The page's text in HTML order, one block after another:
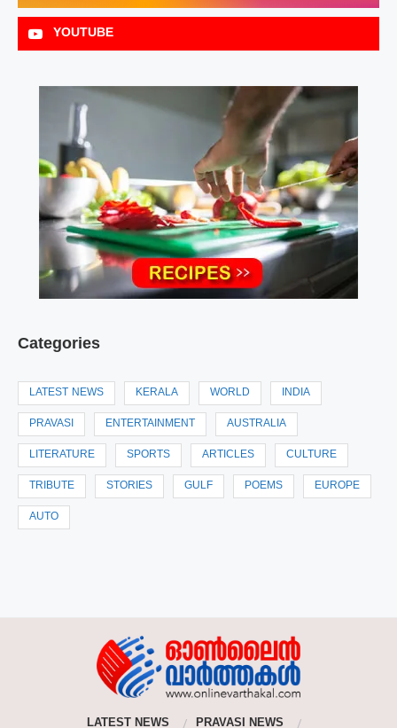
YOUTUBE
Categories
LATEST NEWS KERALA WORLD INDIA
PRAVASI ENTERTAINMENT AUSTRALIA
LITERATURE SPORTS ARTICLES CULTURE
TRIBUTE STORIES GULF POEMS EUROPE
AUTO
LATEST NEWS PRAVASI NEWS